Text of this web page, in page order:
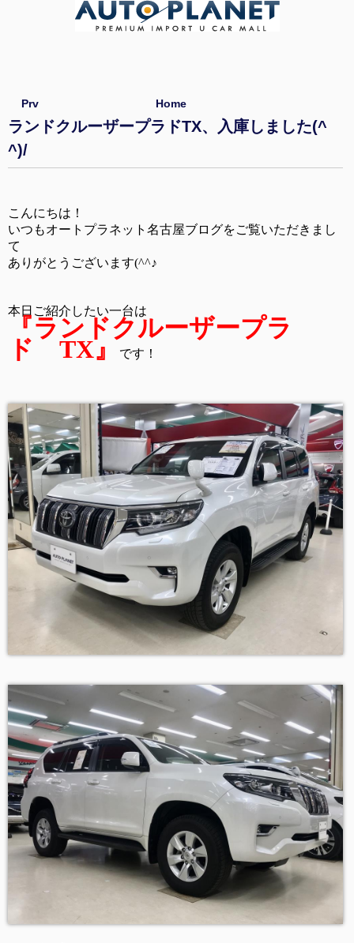
Prv Home
ランドクルーザープラドTX、入庫しました(^
^)/
こんにちは！
いつもオートプラネット名古屋ブログをご覧いただきまし
て
ありがとうございます(^^♪
本日ご紹介したい一台は
『ランドクルーザープラ
ド TX』です！